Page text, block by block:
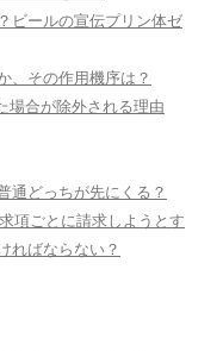
ビールの宣伝プリン体ゼ
、その作用機序は？
場合が除外される理由
通どっちが先にくる？
項ごとに請求しようとす
ればならない？